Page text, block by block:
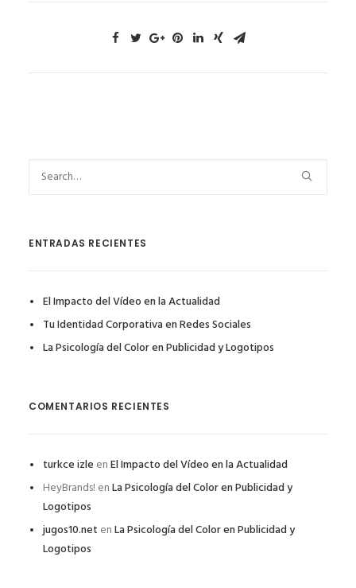
ENTRADAS RECIENTES
El Impacto del Vídeo en la Actualidad
Tu Identidad Corporativa en Redes Sociales
La Psicología del Color en Publicidad y Logotipos
COMENTARIOS RECIENTES
turkce izle enEl Impacto del Vídeo en la Actualidad
HeyBrands! enLa Psicología del Color en Publicidad y
Logotipos
jugos10.net enLa Psicología del Color en Publicidad y
Logotipos